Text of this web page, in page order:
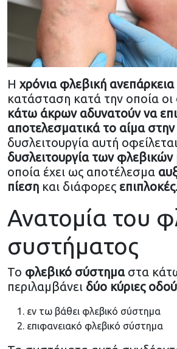
Η χρόνια φλεβική ανεπάρκεια
κατάσταση κατά την οποία οι
κάτω άκρων αδυνατούν να
αποτελεσματικά το αίμα
δυσλειτουργία αυτή
δυσλειτουργία των
οποία έχει ως αποτέλεσμα
πίεση και διάφορες επιπλοκές.
Ανατομία του
συστήματος
Το φλεβικό σύστημαστα
περιλαμβάνει δύο κύριες
εν τω βάθει φλεβικό σύστημα
επιφανειακό φλεβικό σύστημα